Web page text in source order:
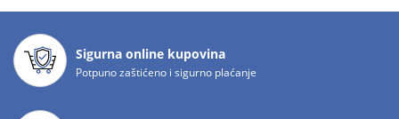
Sigurna online kupovina
Potpuno zaštićeno i sigurno plaćanje